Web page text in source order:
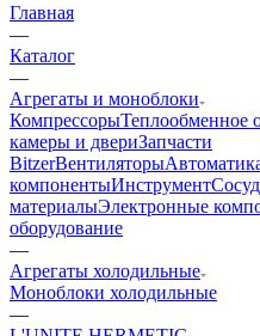
Главная
—
Каталог
—
Агрегаты и моноблоки
КомпрессорыТеплообменное
камеры и двериЗапчасти
BitzerВентиляторы
компонентыИнструмент
материалыЭлектронные
оборудование
—
Агрегаты холодильные
Моноблоки холодильные
—